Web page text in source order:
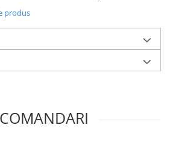
produs